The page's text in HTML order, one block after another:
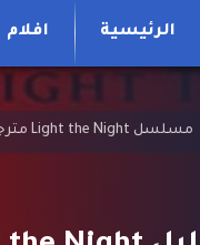
الرئيسية افلام
مسلسل Light the Night مترجم